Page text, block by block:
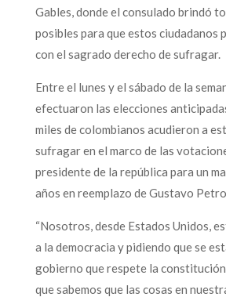
Gables, donde el consulado brindó
posibles para que estos ciudadanos
con el sagrado derecho de sufragar.
Entre el lunes y el sábado de la
efectuaron las elecciones
miles de colombianos acudieron a
sufragar en el marco de las
presidente de la república para un
años en reemplazo de Gustavo
“Nosotros, desde Estados Unidos,
a la democracia y pidiendo que se
gobierno que respete la
que sabemos que las cosas en